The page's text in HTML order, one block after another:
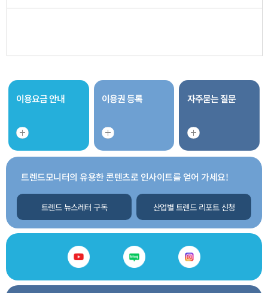
이용요금 안내 이용권 등록 자주묻는 질문
트렌드모니터의 유용한 콘텐츠로 인사이트를 얻어 가세요!
트렌드 뉴스레터 구독 산업별 트렌드 리포트 신청